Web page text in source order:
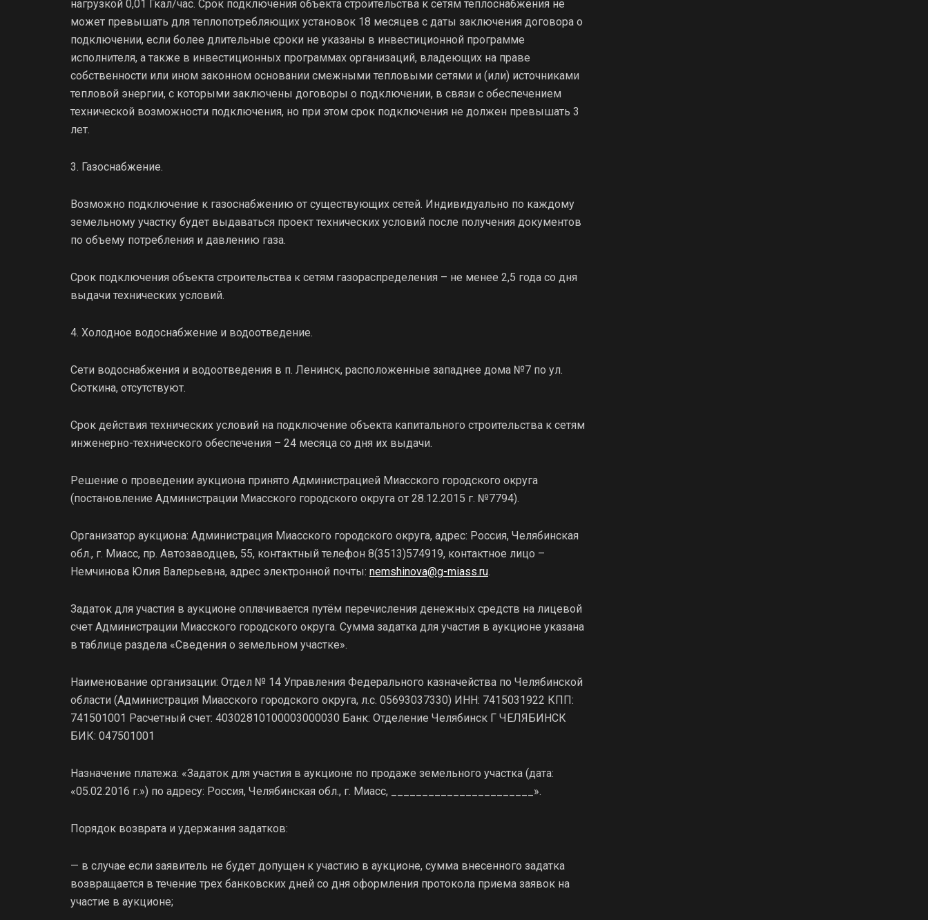
нагрузкой 0,01 Гкал/час. Срок подключения объекта строительства к сетям теплоснабжения не
может превышать для теплопотребляющих установок 18 месяцев с даты заключения договора о
подключении, если более длительные сроки не указаны в инвестиционной программе
исполнителя, а также в инвестиционных программах организаций, владеющих на праве
собственности или ином законном основании смежными тепловыми сетями и (или) источниками
тепловой энергии, с которыми заключены договоры о подключении, в связи с обеспечением
технической возможности подключения, но при этом срок подключения не должен превышать 3
лет.
3. Газоснабжение.
Возможно подключение к газоснабжению от существующих сетей. Индивидуально по каждому
земельному участку будет выдаваться проект технических условий после получения документов
по объему потребления и давлению газа.
Срок подключения объекта строительства к сетям газораспределения – не менее 2,5 года со дня
выдачи технических условий.
4. Холодное водоснабжение и водоотведение.
Сети водоснабжения и водоотведения в п. Ленинск, расположенные западнее дома №7 по ул.
Сюткина, отсутствуют.
Срок действия технических условий на подключение объекта капитального строительства к сетям
инженерно-технического обеспечения – 24 месяца со дня их выдачи.
Решение о проведении аукциона принято Администрацией Миасского городского округа
(постановление Администрации Миасского городского округа от 28.12.2015 г. №7794).
Организатор аукциона: Администрация Миасского городского округа, адрес: Россия, Челябинская
обл., г. Миасс, пр. Автозаводцев, 55, контактный телефон 8(3513)574919, контактное лицо –
Немчинова Юлия Валерьевна, адрес электронной почты: nemshinova@g-miass.ru.
Задаток для участия в аукционе оплачивается путём перечисления денежных средств на лицевой
счет Администрации Миасского городского округа. Сумма задатка для участия в аукционе указана
в таблице раздела «Сведения о земельном участке».
Наименование организации: Отдел № 14 Управления Федерального казначейства по Челябинской
области (Администрация Миасского городского округа, л.с. 05693037330) ИНН: 7415031922 КПП:
741501001 Расчетный счет: 40302810100003000030 Банк: Отделение Челябинск Г ЧЕЛЯБИНСК
БИК: 047501001
Назначение платежа: «Задаток для участия в аукционе по продаже земельного участка (дата:
«05.02.2016 г.») по адресу: Россия, Челябинская обл., г. Миасс, _______________________».
Порядок возврата и удержания задатков:
— в случае если заявитель не будет допущен к участию в аукционе, сумма внесенного задатка
возвращается в течение трех банковских дней со дня оформления протокола приема заявок на
участие в аукционе;